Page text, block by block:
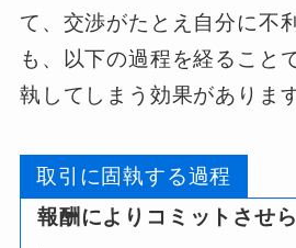
て、交渉がたとえ自分に不
も、以下の過程を経ること
執してしまう効果があります
取引に固執する過程
報酬によりコミットさせ